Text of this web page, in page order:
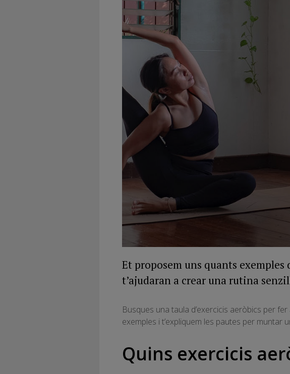
Et proposem uns quants
t’ajudaran a crear una rutina
Busques una taula d’exercicis aeròbics per
exemples i t’expliquem les pautes per
Quins exercicis